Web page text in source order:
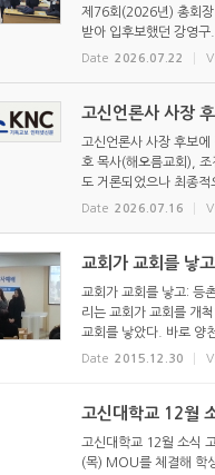
제76회(2026년) 총회장
받아 입후보했던 강영구
Date 2026.07.22
고신언론사 사장
고신언론사 사장 후보
호 목사(해오름교회),
도 거론되었으나 최종적
Date 2026.07.16
교회가 교회를 낳
교회가 교회를 낳고: 등
리는 교회가 교회를 개
교회를 낳았다. 바로 양
Date 2015.12.30
고신대학교 12월
고신대학교 12월 소식
(목) MOU를 체결해 학